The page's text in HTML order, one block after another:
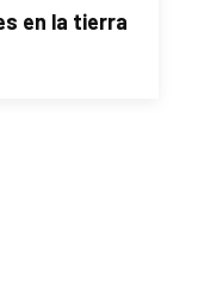
en la tierra